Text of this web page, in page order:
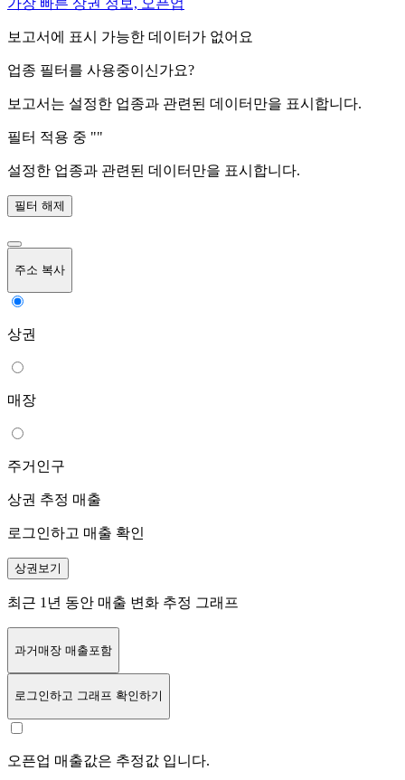
보고서에 표시 가능한 데이터가 없어요
업종 필터를 사용중이신가요?
보고서는 설정한 업종과 관련된 데이터만을 표시합니다.
필터 적용 중 ""
설정한 업종과 관련된 데이터만을 표시합니다.
필터 해제
주소 복사
상권
매장
주거인구
상권 추정 매출
로그인하고 매출 확인
상권보기
최근 1년 동안 매출 변화 추정 그래프
과거매장 매출포함
로그인하고 그래프 확인하기
오픈업 매출값은 추정값 입니다.